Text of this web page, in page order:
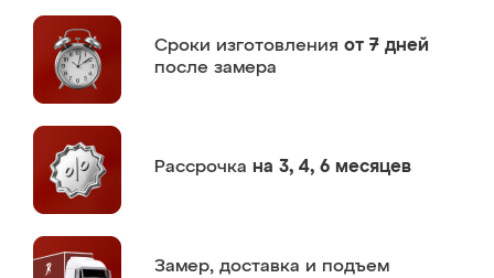
Сроки изготовления от 7 дней
после замера
Рассрочка на 3, 4, 6 месяцев
Замер, доставка и подъем